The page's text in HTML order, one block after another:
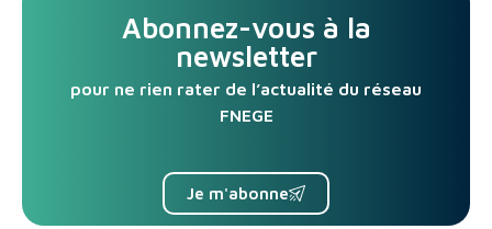
Abonnez-vous à la
newsletter
pour ne rien rater de l’actualité du réseau
FNEGE
Je m'abonne